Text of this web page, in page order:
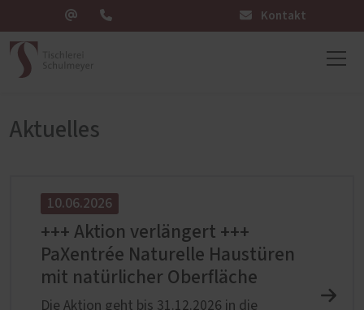
Kontakt
Aktuelles
10.06.2026
+++ Aktion verlängert +++
PaXentrée Naturelle Haustüren
mit natürlicher Oberfläche
Die Aktion geht bis 31.12.2026 in die